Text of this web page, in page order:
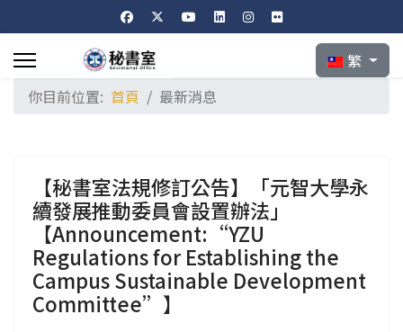
選擇你的語言
繁
你目前位置: 首頁 最新消息
【秘書室法規修訂公告】「元智大學永
續發展推動委員會設置辦法」
【Announcement:“YZU
Regulations for Establishing the
Campus Sustainable Development
Committee”】